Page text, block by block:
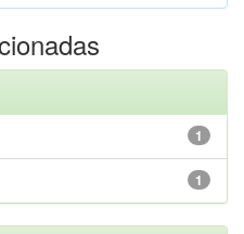
1
1